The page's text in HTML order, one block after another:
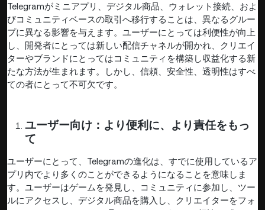
Telegramがミニアプリ、デジタル商品、ウォレット接続、およ
びコミュニティベースの取引へ移行することは、異なるグルー
プに異なる影響を与えます。ユーザーにとっては利便性が向上
し、開発者にとっては新しい配信チャネルが開かれ、クリエイ
ターやブランドにとってはコミュニティを構築し収益化する新
たな方法が生まれます。しかし、信頼、安全性、透明性はすべ
ての者にとって不可欠です。
ユーザー向け：より便利に、より責任をもっ
て
ユーザーにとって、Telegramの進化は、すでに使用しているア
プリ内でより多くのことができるようになることを意味しま
す。ユーザーはゲームを発見し、コミュニティに参加し、ツー
ルにアクセスし、デジタル商品を購入し、クリエイターをフォ